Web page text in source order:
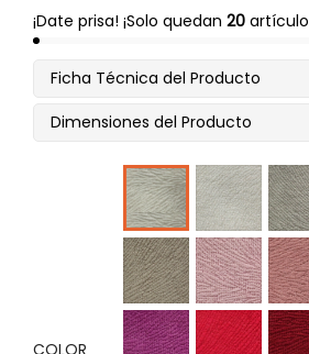
¡Date prisa! ¡Solo quedan 20
Ficha Técnica del Producto
Dimensiones del Producto
COLOR
beige Ivori
Claro
Castaña Rosado
Palo
Rosa
violeta Rojo Vino